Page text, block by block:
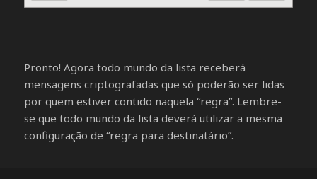
Pronto! Agora todo mundo da lista receberá
mensagens criptografadas que só poderão ser lidas
por quem estiver contido naquela “regra”. Lembre-
se que todo mundo da lista deverá utilizar a mesma
configuração de “regra para destinatário”.